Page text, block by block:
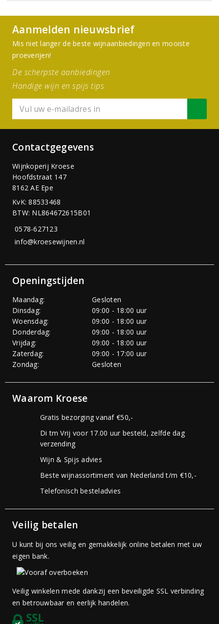
Aanmelden nieuwsbrief
Mis niet langer de beste wijnaanbiedingen en mooiste
proeverijen!
De scherpste aanbiedingen
Handige wijn en spijs tips
Contactgegevens
Wijnkoperij Kroese
Hoofdstraat 147
8162 AE Epe
KvK: 88533468
BTW: NL864672615B01
0578-627123
info@kroesewijnen.nl
Openingstijden
Maandag:
Gesloten
Dinsdag:
09:00 - 18:00 uur
Woensdag:
09:00 - 18:00 uur
Donderdag:
09:00 - 18:00 uur
Vrijdag:
09:00 - 18:00 uur
Zaterdag:
09:00 - 17:00 uur
Zondag:
Gesloten
Waarom Kroese
Gratis bezorging vanaf €50,-
Di tm Vrij voor 17.00 uur besteld, zelfde dag
verzending
Wijn & Spijs advies
Beste wijnassortiment van Nederland t/m €10,-
Telefonisch besteladvies
Veilig betalen
U kunt bij ons veilig en gemakkelijk online betalen met uw
eigen bank.
Veilig winkelen mede dankzij een beveiligde SSL verbinding
en betrouwbaar en eerlijk handelen.